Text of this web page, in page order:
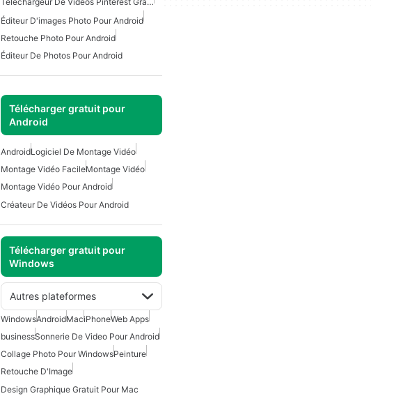
Éditeur D'images Photo Pour Android
Retouche Photo Pour Android
Éditeur De Photos Pour Android
Télécharger gratuit pour
Android
AndroidLogiciel De Montage Vidéo
Montage Vidéo FacileMontage Vidéo
Montage Vidéo Pour Android
Créateur De Vidéos Pour Android
Télécharger gratuit pour
Windows
Autres plateformes
WindowsAndroidMaciPhoneWeb Apps
businessSonnerie De Video Pour Android
Collage Photo Pour WindowsPeinture
Retouche D'Image
Design Graphique Gratuit Pour Mac